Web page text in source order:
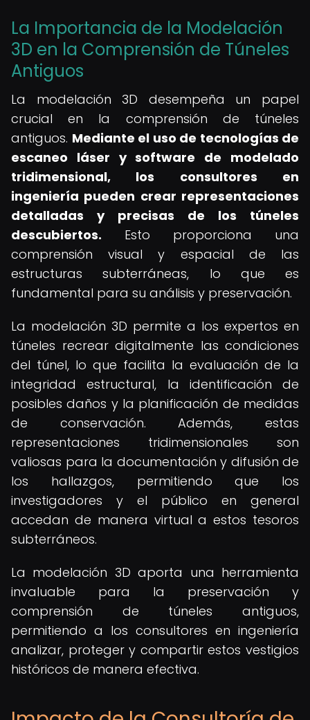
La Importancia de la Modelación
3D en la Comprensión de Túneles
Antiguos
La modelación 3D desempeña un papel
crucial en la comprensión de túneles
antiguos. Mediante el uso de tecnologías de
escaneo láser y software de modelado
tridimensional, los consultores en
ingeniería pueden crear representaciones
detalladas y precisas de los túneles
descubiertos. Esto proporciona una
comprensión visual y espacial de las
estructuras subterráneas, lo que es
fundamental para su análisis y preservación.
La modelación 3D permite a los expertos en
túneles recrear digitalmente las condiciones
del túnel, lo que facilita la evaluación de la
integridad estructural, la identificación de
posibles daños y la planificación de medidas
de conservación. Además, estas
representaciones tridimensionales son
valiosas para la documentación y difusión de
los hallazgos, permitiendo que los
investigadores y el público en general
accedan de manera virtual a estos tesoros
subterráneos.
La modelación 3D aporta una herramienta
invaluable para la preservación y
comprensión de túneles antiguos,
permitiendo a los consultores en ingeniería
analizar, proteger y compartir estos vestigios
históricos de manera efectiva.